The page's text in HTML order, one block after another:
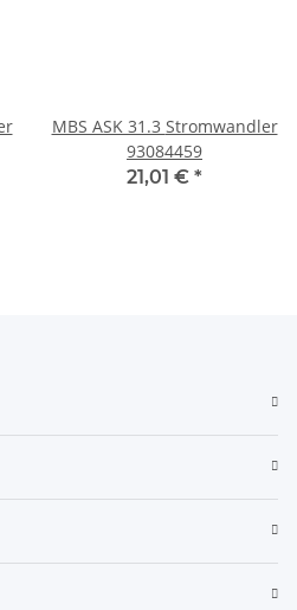
MBS ASK 31.3 Stromwandler
93084459
21,01 € *